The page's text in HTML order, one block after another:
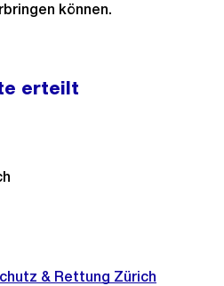
können.
erteilt
& Rettung Zürich